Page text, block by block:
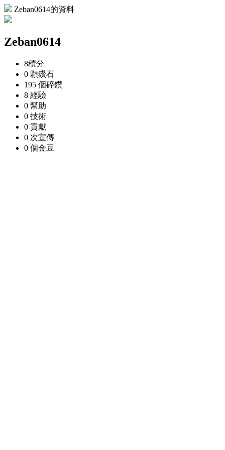
Zeban0614的資料
Zeban0614
8積分
0 顆鑽石
195 個碎鑽
8 經驗
0 幫助
0 技術
0 貢獻
0 次宣傳
0 個金豆